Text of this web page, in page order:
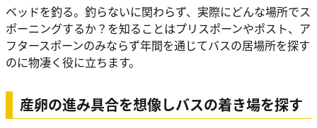
ベッドを釣る。釣らないに関わらず、実際にどんな場所でス
ポーニングするか？を知ることはプリスポーンやポスト、ア
フタースポーンのみならず年間を通じてバスの居場所を探す
のに物凄く役に立ちます。
産卵の進み具合を想像しバスの着き場を探す